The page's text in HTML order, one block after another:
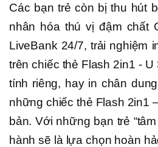
Các bạn trẻ còn bị thu hút
nhân hóa thú vị đậm chất
LiveBank 24/7, trải nghiệm
trên chiếc thẻ Flash 2in1 -
tính riêng, hay in chân
những chiếc thẻ Flash 2in1
bản. Với những bạn trẻ
hành sẽ là lựa chọn hoàn